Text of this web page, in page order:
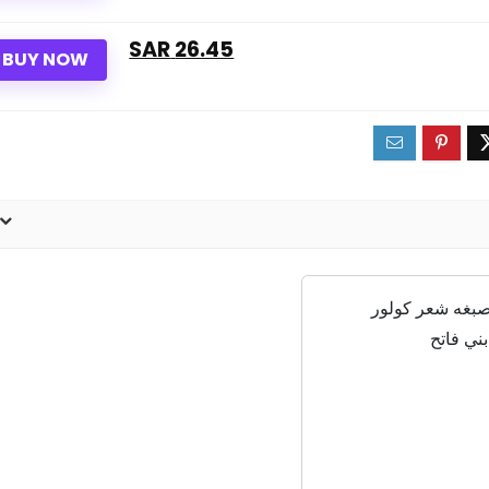
BUY NOW 26.45 SAR